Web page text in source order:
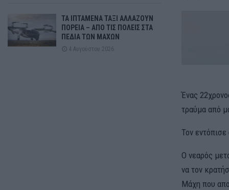
Ένας
τραύμα από
Τον
Ο νεαρός
να τον
Μάχη που
ΤΑ ΙΠΤΑΜΕΝΑ ΤΑΞΙ ΑΛΛΑΖΟΥΝ
ΠΟΡΕΙΑ – ΑΠΟ ΤΙΣ ΠΟΛΕΙΣ ΣΤΑ
ΠΕΔΙΑ ΤΩΝ ΜΑΧΩΝ
4 Αυγούστου 2026